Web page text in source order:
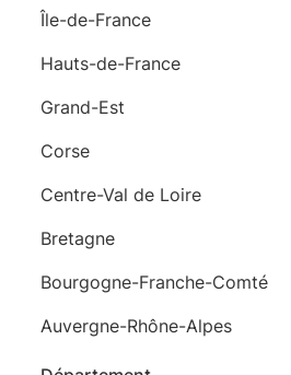
Île-de-France
Hauts-de-France
Grand-Est
Corse
Centre-Val de Loire
Bretagne
Bourgogne-Franche-Comté
Auvergne-Rhône-Alpes